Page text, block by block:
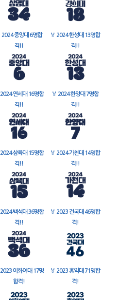
2024 중앙대 6명합
격!!
🏅 2024 한성대 13명합
격!!
2024 연세대 16명합
격!!
🏅 2024 한양대 7명합
격!!
2024 삼육대 15명합
격!!
🏅 2024 가천대 14명합
격!!
2024 백석대 36명합
격!!
🏅 2023 건국대 46명합
격!
2023 이화여대 17명
합격!
🏅 2023 홍익대 71명합
격!